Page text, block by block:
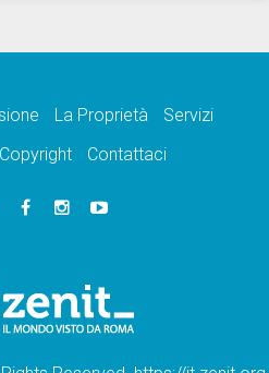
La Proprietà
Servizi
Copyright Contattaci